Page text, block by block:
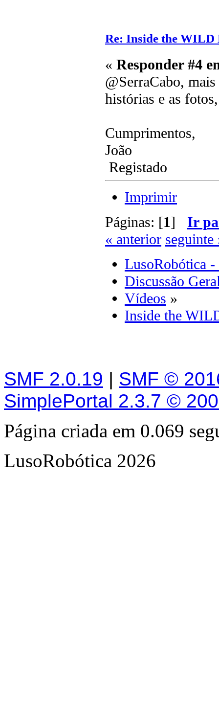
Re: Inside the
« Responder #4
@SerraCabo,
histórias e as
Cumprimentos,
João
Registado
Imprimir
Páginas: [1] Ir
« anterior seguinte
LusoRobótica -
Discussão
Vídeos »
Inside the
SMF 2.0.19 | SMF ©
SimplePortal 2.3.7 ©
Página criada em 0.069
LusoRobótica 2026